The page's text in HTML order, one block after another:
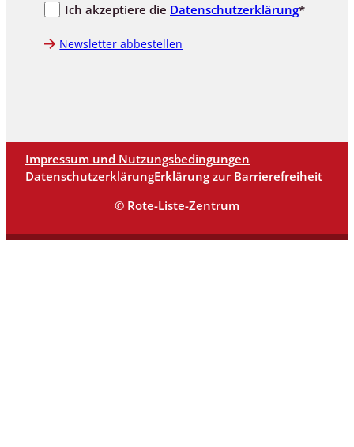
Ich akzeptiere die Datenschutzerklärung*
Newsletter abbestellen
Impressum und Nutzungsbedingungen
DatenschutzerklärungErklärung zur Barrierefreiheit
© Rote-Liste-Zentrum